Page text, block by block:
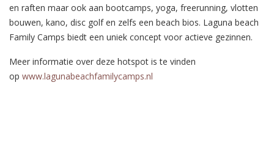
en raften maar ook aan bootcamps, yoga, freerunning, vlotten
bouwen, kano, disc golf en zelfs een beach bios. Laguna beach
Family Camps biedt een uniek concept voor actieve gezinnen.
Meer informatie over deze hotspot is te vinden
op www.lagunabeachfamilycamps.nl